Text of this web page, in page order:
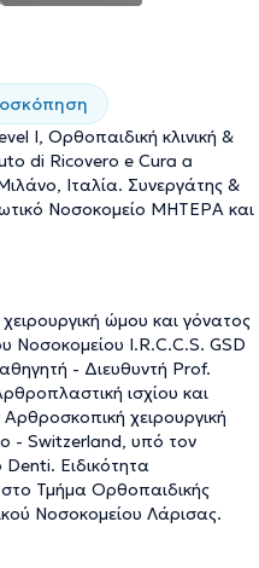
Νοσοκομείο, Chieti – Italy στο
άρθρα, ομιλίες και
με το νοσοκομείο "Ιατρικό
και Mediterraneo
Έχει ιδιωτικό
Σμύρνη.
I, Ορθοπαιδική κλινική &
di Ricovero e Cura a
Ιταλία. Συνεργάτης &
Νοσοκομείο ΜΗΤΕΡΑ και
ώμου και γόνατος
Νοσοκομείου I.R.C.C.S. GSD
- Διευθυντή Prof.
ισχίου και
χειρουργική
- Switzerland, υπό τον
Ειδικότητα
Τμήμα Ορθοπαιδικής
Νοσοκομείου Λάρισας.